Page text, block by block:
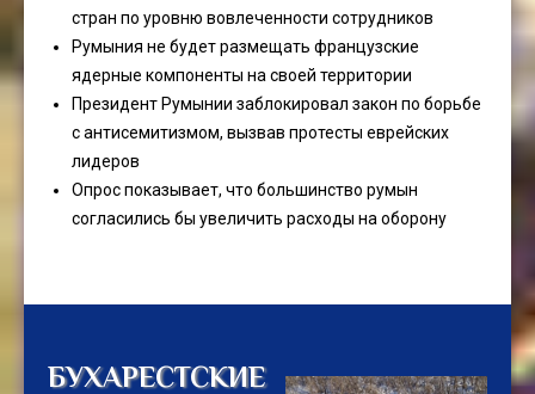
стран по уровню вовлеченности сотрудников
Румыния не будет размещать французские
ядерные компоненты на своей территории
Президент Румынии заблокировал закон по борьбе
с антисемитизмом, вызвав протесты еврейских
лидеров
Опрос показывает, что большинство румын
согласились бы увеличить расходы на оборону
БУХАРЕСТСКИЕ